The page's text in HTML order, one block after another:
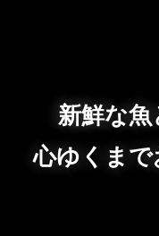
新鮮な
心ゆくまで